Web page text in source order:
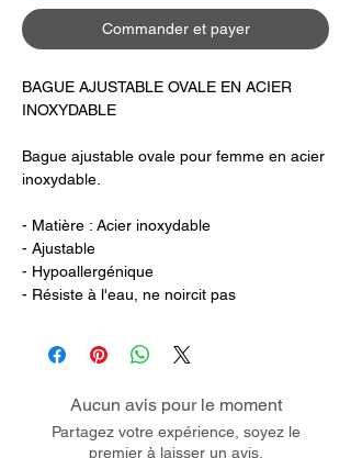
Commander et payer
BAGUE AJUSTABLE OVALE EN ACIER
INOXYDABLE
Bague ajustable ovale pour femme en acier
inoxydable.
- Matière : Acier inoxydable
- Ajustable
- Hypoallergénique
- Résiste à l'eau, ne noircit pas
Aucun avis pour le moment
Partagez votre expérience, soyez le
premier à laisser un avis.